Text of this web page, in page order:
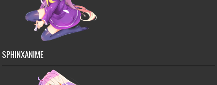
SPHINXANIME